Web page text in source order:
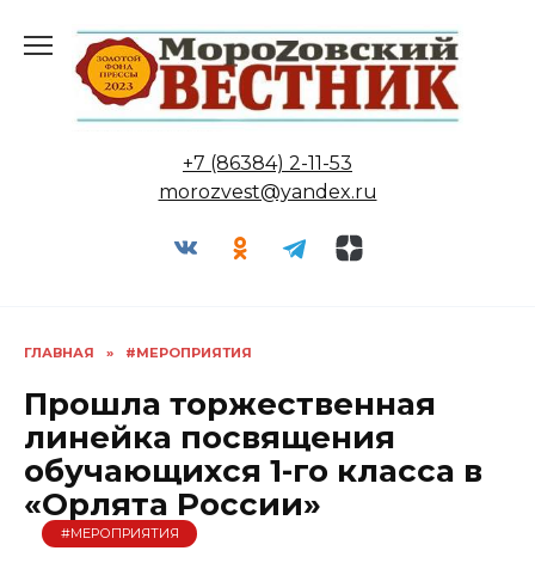
содержанию
+7 (86384) 2-11-53
morozvest@yandex.ru
ГЛАВНАЯ » #МЕРОПРИЯТИЯ
Прошла торжественная
линейка посвящения
обучающихся 1-го класса в
«Орлята России»
#МЕРОПРИЯТИЯ